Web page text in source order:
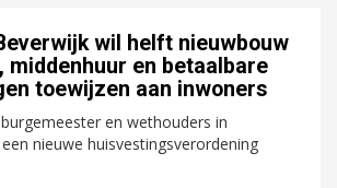
wil helft nieuwbouw
middenhuur en betaalbare
toewijzen aan inwoners
en wethouders in
nieuwe huisvestingsverordening